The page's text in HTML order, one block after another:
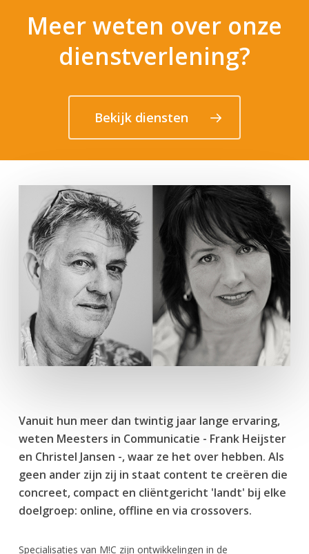
Meer weten over onze
dienstverlening?
Bekijk diensten
Vanuit hun meer dan twintig jaar lange ervaring,
weten Meesters in Communicatie - Frank Heijster
en Christel Jansen -, waar ze het over hebben. Als
geen ander zijn zij in staat content te creëren die
concreet, compact en cliëntgericht 'landt' bij elke
doelgroep: online, offline en via crossovers.
Specialisaties van M!C zijn ontwikkelingen in de